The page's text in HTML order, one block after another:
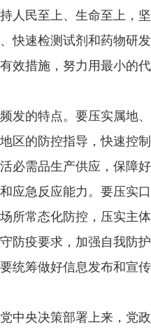
人民至上、生命至上，
快速检测试剂和药物研
效措施，努力用最小的
的特点。要压实属地
的防控指导，快速控制
必需品生产供应，保障
急反应能力。要压实
所常态化防控，压实主
防疫要求，加强自我防
统筹做好信息发布和宣
央决策部署上来，党